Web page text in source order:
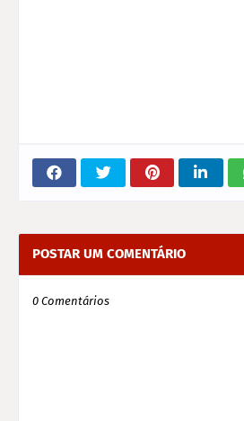
POSTAR UM COMENTÁRIO
0 Comentários